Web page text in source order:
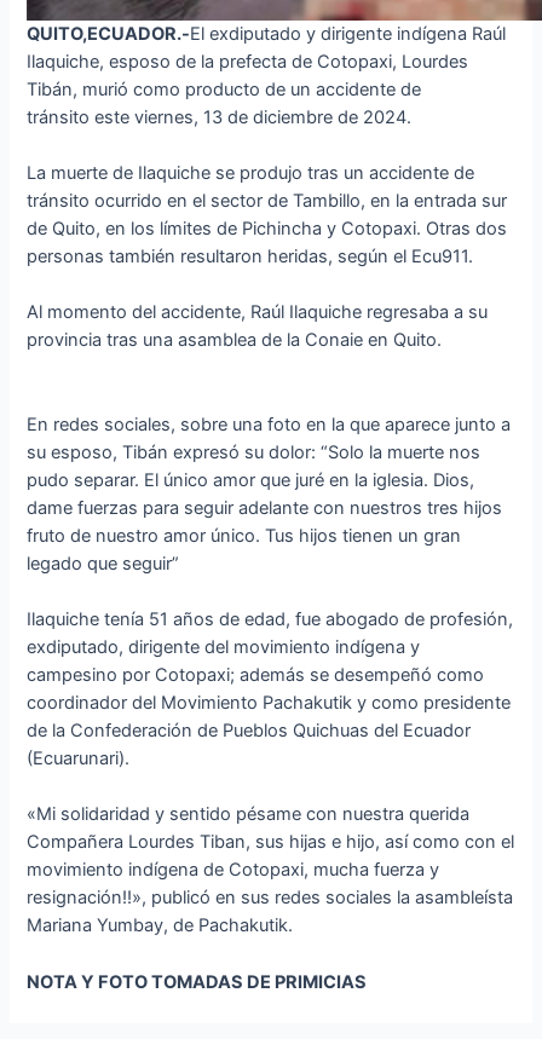
QUITO,ECUADOR.-El exdiputado y dirigente indígena Raúl
Ilaquiche, esposo de la prefecta de Cotopaxi, Lourdes
Tibán, murió como producto de un accidente de
tránsito este viernes, 13 de diciembre de 2024.
La muerte de Ilaquiche se produjo tras un accidente de
tránsito ocurrido en el sector de Tambillo, en la entrada sur
de Quito, en los límites de Pichincha y Cotopaxi. Otras dos
personas también resultaron heridas, según el Ecu911.
Al momento del accidente, Raúl Ilaquiche regresaba a su
provincia tras una asamblea de la Conaie en Quito.
En redes sociales, sobre una foto en la que aparece junto a
su esposo, Tibán expresó su dolor: “Solo la muerte nos
pudo separar. El único amor que juré en la iglesia. Dios,
dame fuerzas para seguir adelante con nuestros tres hijos
fruto de nuestro amor único. Tus hijos tienen un gran
legado que seguir”
Ilaquiche tenía 51 años de edad, fue abogado de profesión,
exdiputado, dirigente del movimiento indígena y
campesino por Cotopaxi; además se desempeñó como
coordinador del Movimiento Pachakutik y como presidente
de la Confederación de Pueblos Quichuas del Ecuador
(Ecuarunari).
«Mi solidaridad y sentido pésame con nuestra querida
Compañera Lourdes Tiban, sus hijas e hijo, así como con el
movimiento indígena de Cotopaxi, mucha fuerza y
resignación!!», publicó en sus redes sociales la asambleísta
Mariana Yumbay, de Pachakutik.
NOTA Y FOTO TOMADAS DE PRIMICIAS